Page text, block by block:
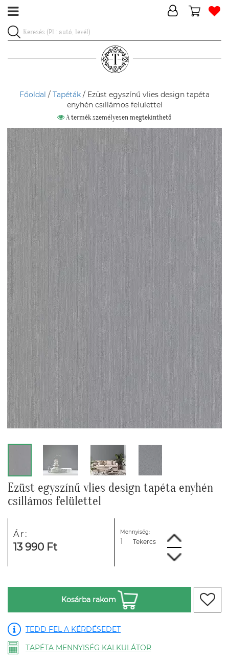
Főoldal / Tapéták / Ezüst egyszínű vlies design tapéta
enyhén csillámos felülettel
A termék személyesen megtekinthető
Ezüst egyszínű vlies design tapéta enyhén
csillámos felülettel
Ár:
13 990 Ft
Mennyiség:
Tekercs
Kosárba rakom
TEDD FEL A KÉRDÉSEDET
TAPÉTA MENNYISÉG KALKULÁTOR